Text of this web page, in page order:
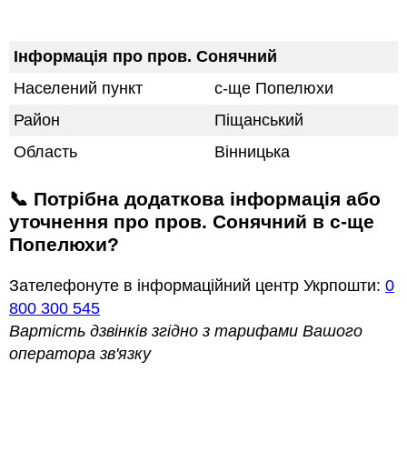
Інформація про пров. Сонячний
Населений пункт
с-ще Попелюхи
Район
Піщанський
Область
Вінницька
📞 Потрібна додаткова інформація або
уточнення про пров. Сонячний в с-ще
Попелюхи?
Зателефонуте в інформаційний центр Укрпошти: 0
800 300 545
Вартість дзвінків згідно з тарифами Вашого
оператора зв'язку